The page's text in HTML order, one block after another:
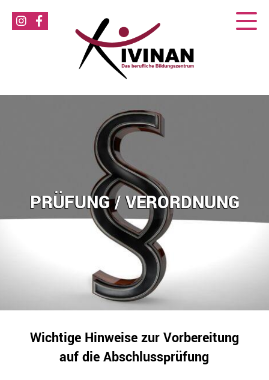
PRÜFUNG / VERORDNUNG
Wichtige Hinweise zur Vorbereitung
auf die Abschlussprüfung